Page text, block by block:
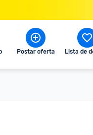
Postar oferta Lista de